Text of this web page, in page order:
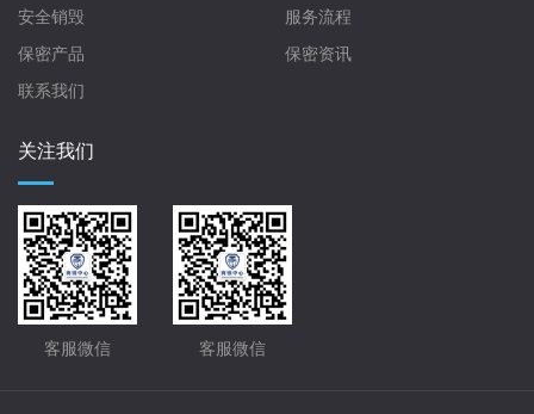
安全销毁
服务流程
保密产品
保密资讯
联系我们
关注我们
客服微信 客服微信